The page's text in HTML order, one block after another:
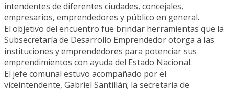
intendentes de diferentes ciudades, concejales,
empresarios, emprendedores y público en general.
El objetivo del encuentro fue brindar herramientas que la
Subsecretaría de Desarrollo Emprendedor otorga a las
instituciones y emprendedores para potenciar sus
emprendimientos con ayuda del Estado Nacional.
El jefe comunal estuvo acompañado por el
viceintendente, Gabriel Santillán; la secretaria de